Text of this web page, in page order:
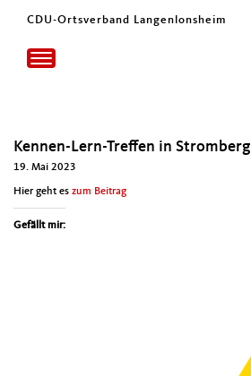
CDU-Ortsverband Langenlonsheim
Toggle
navigation
Kennen-Lern-Treffen in Stromberg
19. Mai 2023
Hier geht es zum Beitrag
Gefällt mir: